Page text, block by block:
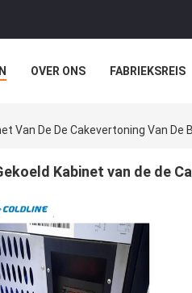
OVER ONS FABRIEKSREIS
Van De De Cakevertoning Van De
Kabinet van de de